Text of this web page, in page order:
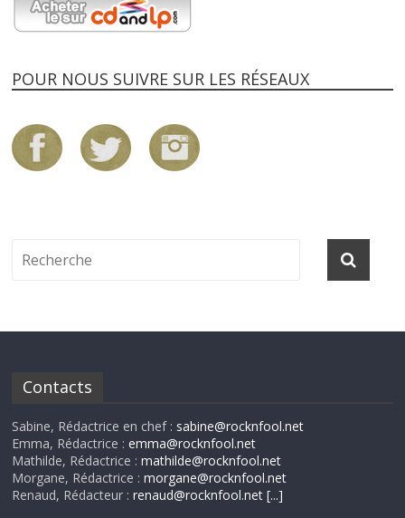
POUR NOUS SUIVRE SUR LES RÉSEAUX
Contacts
Sabine, Rédactrice en chef : sabine@rocknfool.net
Emma, Rédactrice :emma@rocknfool.net
Mathilde, Rédactrice :mathilde@rocknfool.net
Morgane, Rédactrice :morgane@rocknfool.net
Renaud, Rédacteur :renaud@rocknfool.net [...]